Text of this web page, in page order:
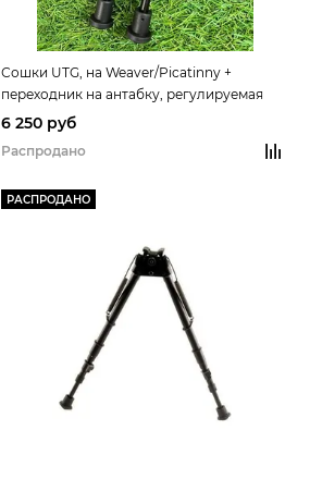
Сошки UTG, на Weaver/Picatinny +
переходник на антабку, регулируемая
высота 22-27см, резиновые опоры
6 250 руб
Распродано
РАСПРОДАНО